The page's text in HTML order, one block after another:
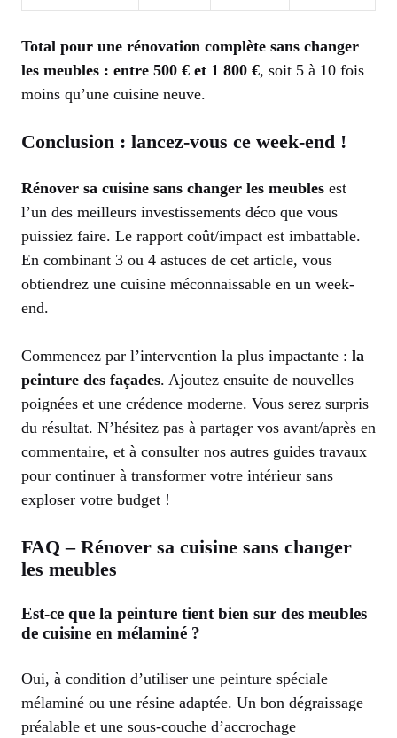
Total pour une rénovation complète sans changer
les meubles : entre 500 € et 1 800 €, soit 5 à 10 fois
moins qu’une cuisine neuve.
Conclusion : lancez-vous ce week-end !
Rénover sa cuisine sans changer les meubles est
l’un des meilleurs investissements déco que vous
puissiez faire. Le rapport coût/impact est imbattable.
En combinant 3 ou 4 astuces de cet article, vous
obtiendrez une cuisine méconnaissable en un week-
end.
Commencez par l’intervention la plus impactante : la
peinture des façades. Ajoutez ensuite de nouvelles
poignées et une crédence moderne. Vous serez surpris
du résultat. N’hésitez pas à partager vos avant/après en
commentaire, et à consulter nos autres guides travaux
pour continuer à transformer votre intérieur sans
exploser votre budget !
FAQ – Rénover sa cuisine sans changer
les meubles
Est-ce que la peinture tient bien sur des meubles
de cuisine en mélaminé ?
Oui, à condition d’utiliser une peinture spéciale
mélaminé ou une résine adaptée. Un bon dégraissage
préalable et une sous-couche d’accrochage